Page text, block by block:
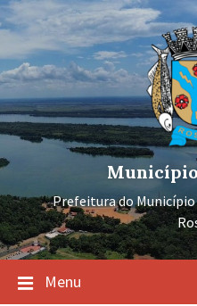
Ir
para
conteúdo
Pular
para
navegação
principal
Pular
para
rodapé
Prefeitura do
Menu